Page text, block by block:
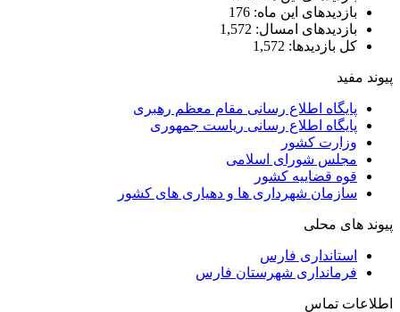
بازدیدهای این ماه: 176
بازدیدهای امسال: 1,572
کل بازدیدها: 1,572
پیوند مفید
پایگاه اطلاع رسانی مقام معظم رهبری
پایگاه اطلاع رسانی ریاست جمهوری
وزارت کشور
مجلس شورای اسلامی
قوه قضاییه کشور
سازمان شهرداری ها و دهیاری های کشور
پیوند های محلی
استانداری فارس
فرمانداری شهرستان فارس
اطلاعات تماس